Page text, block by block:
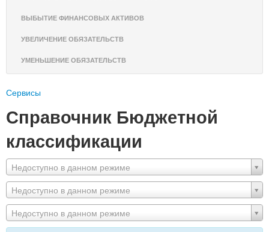
ВЫБЫТИЕ ФИНАНСОВЫХ АКТИВОВ
УВЕЛИЧЕНИЕ ОБЯЗАТЕЛЬСТВ
УМЕНЬШЕНИЕ ОБЯЗАТЕЛЬСТВ
Сервисы
Справочник Бюджетной
классификации
Недоступно в данном режиме
Недоступно в данном режиме
Недоступно в данном режиме